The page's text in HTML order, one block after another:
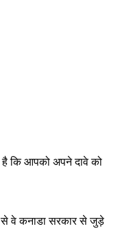
है कि आपको अपने दावे को
से वे कनाडा सरकार से जुड़े